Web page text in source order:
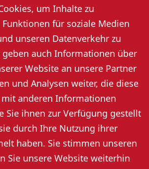
um Inhalte zu
für soziale Medien
unseren Datenverkehr zu
auch Informationen über
Website an unsere Partner
und Analysen weiter, die diese
anderen Informationen
Sie ihnen zur Verfügung gestellt
durch Ihre Nutzung ihrer
haben. Sie stimmen unseren
Sie unsere Website weiterhin
Preise
frei! Um Spenden wird
Online-Tickets verfügbar